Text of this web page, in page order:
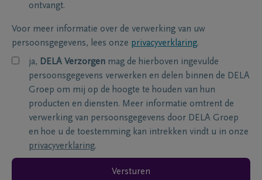
ontvangt.
Voor meer informatie over de verwerking van uw
persoonsgegevens, lees onze privacyverklaring.
ja, DELA Verzorgen mag de hierboven ingevulde
persoonsgegevens verwerken en delen binnen de DELA
Groep om mij op de hoogte te houden van hun
producten en diensten. Meer informatie omtrent de
verwerking van persoonsgegevens door DELA Groep
en hoe u de toestemming kan intrekken vindt u in onze
privacyverklaring.
Versturen